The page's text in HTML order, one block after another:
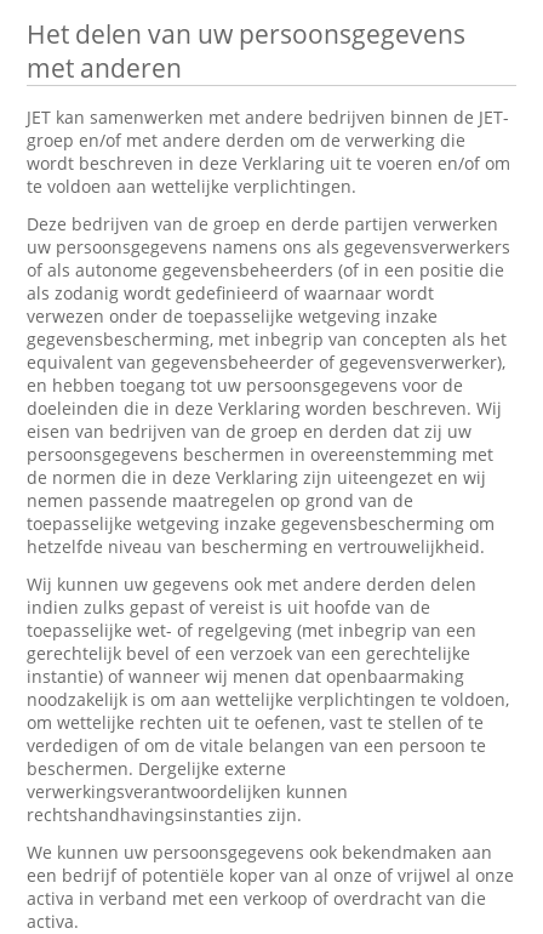
Het delen van uw persoonsgegevens
met anderen
JET kan samenwerken met andere bedrijven binnen de JET-
groep en/of met andere derden om de verwerking die
wordt beschreven in deze Verklaring uit te voeren en/of om
te voldoen aan wettelijke verplichtingen.
Deze bedrijven van de groep en derde partijen verwerken
uw persoonsgegevens namens ons als gegevensverwerkers
of als autonome gegevensbeheerders (of in een positie die
als zodanig wordt gedefinieerd of waarnaar wordt
verwezen onder de toepasselijke wetgeving inzake
gegevensbescherming, met inbegrip van concepten als het
equivalent van gegevensbeheerder of gegevensverwerker),
en hebben toegang tot uw persoonsgegevens voor de
doeleinden die in deze Verklaring worden beschreven. Wij
eisen van bedrijven van de groep en derden dat zij uw
persoonsgegevens beschermen in overeenstemming met
de normen die in deze Verklaring zijn uiteengezet en wij
nemen passende maatregelen op grond van de
toepasselijke wetgeving inzake gegevensbescherming om
hetzelfde niveau van bescherming en vertrouwelijkheid.
Wij kunnen uw gegevens ook met andere derden delen
indien zulks gepast of vereist is uit hoofde van de
toepasselijke wet- of regelgeving (met inbegrip van een
gerechtelijk bevel of een verzoek van een gerechtelijke
instantie) of wanneer wij menen dat openbaarmaking
noodzakelijk is om aan wettelijke verplichtingen te voldoen,
om wettelijke rechten uit te oefenen, vast te stellen of te
verdedigen of om de vitale belangen van een persoon te
beschermen. Dergelijke externe
verwerkingsverantwoordelijken kunnen
rechtshandhavingsinstanties zijn.
We kunnen uw persoonsgegevens ook bekendmaken aan
een bedrijf of potentiële koper van al onze of vrijwel al onze
activa in verband met een verkoop of overdracht van die
activa.